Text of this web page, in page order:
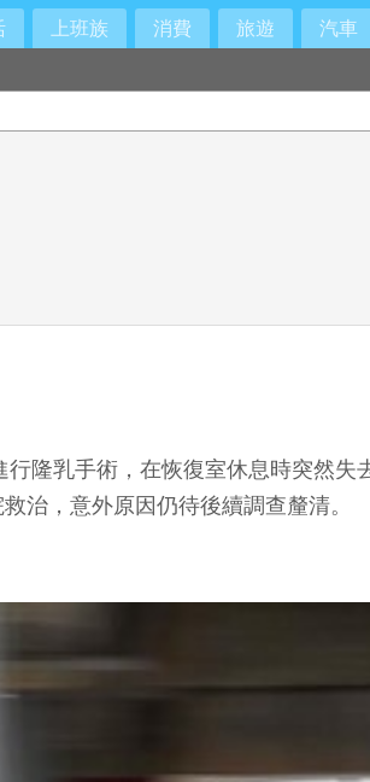
上班族 消費 旅遊 汽車
隆乳手術，在恢復室休息時突然失
治，意外原因仍待後續調查釐清。